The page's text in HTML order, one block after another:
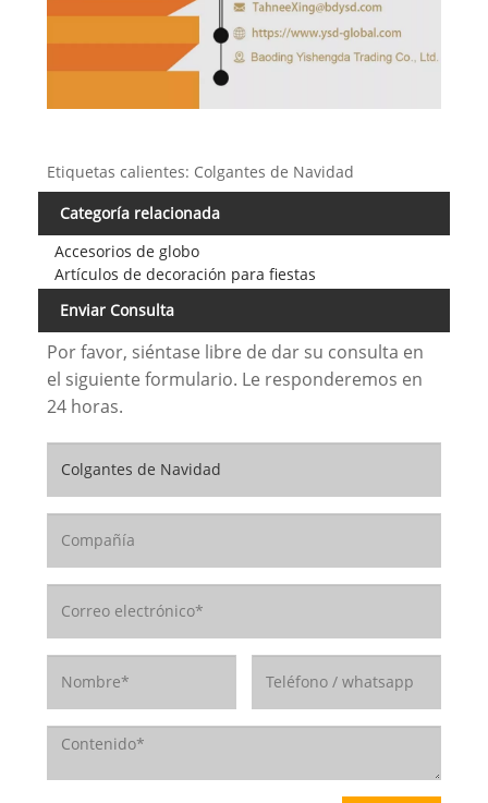
Etiquetas calientes: Colgantes de Navidad
Categoría relacionada
Accesorios de globo
Artículos de decoración para fiestas
Enviar Consulta
Por favor, siéntase libre de dar su consulta en
el siguiente formulario. Le responderemos en
24 horas.